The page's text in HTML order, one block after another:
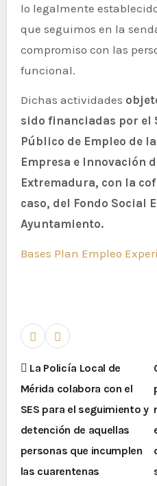
lo legalmente
que seguimos en la
compromiso con las
funcional.
Dichas actividades
sido financiadas por el
Público de Empleo de
Empresa e Innovación
Extremadura, con la
caso, del Fondo Social
Ayuntamiento.
Bases Plan Empleo
La Policía Local de
Mérida colabora con el
SES para el seguimiento y
detención de aquellas
personas que incumplen
las cuarentenas